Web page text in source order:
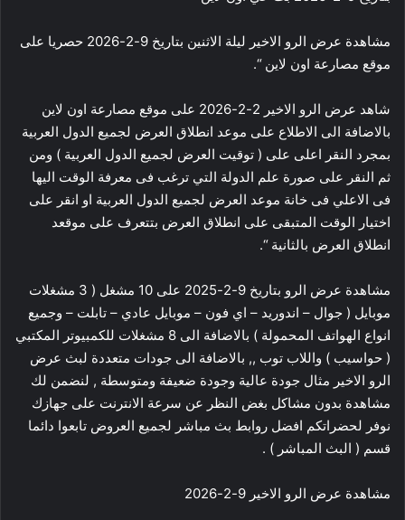
مشاهدة عرض الرو الاخير ليلة الاثنين بتاريخ 9-2-2026 حصريا على
موقع مصارعة اون لاين “.
شاهد عرض الرو الاخير 2-2-2026 على موقع مصارعة اون لاين
بالاضافة الى الاطلاع على موعد انطلاق العرض لجميع الدول العربية
بمجرد النقر اعلى على ( توقيت العرض لجميع الدول العربية ) ومن
ثم النقر على صورة علم الدولة التي ترغب فى معرفة الوقت اليها
فى الاعلي فى خانة موعد العرض لجميع الدول العربية او انقر على
اختيار الوقت المتبقى على انطلاق العرض بتتعرف على موقعد
انطلاق العرض بالثانية “.
مشاهدة عرض الرو بتاريخ 9-2-2025 على 10 مشغل ( 3 مشغلات
موبايل ( جوال – اندوريد – اي فون – موبايل عادي – تابلت – وجميع
انواع الهواتف المحمولة ) بالاضافة الى 8 مشغلات للكمبيوتر المكتبي
( حواسيب ) واللاب توب ,, بالاضافة الى جودات متعددة لبث عرض
الرو الاخير مثال جودة عالية وجودة ضعيفة ومتوسطة , لنضمن لك
مشاهدة بدون مشاكل بغض النظر عن سرعة الانترنت على جهازك
نوفر لحضراتكم افضل روابط بث مباشر لجميع العروض تابعوا دائما
قسم ( البث المباشر ) .
مشاهدة عرض الرو الاخير 9-2-2026